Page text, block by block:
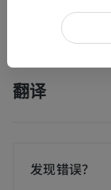
人類的比较
翻译
发现错误？